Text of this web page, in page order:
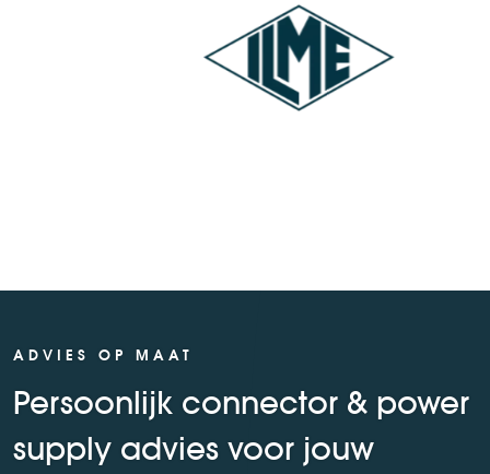
ADVIES OP MAAT
Persoonlijk connector & power
supply advies voor jouw